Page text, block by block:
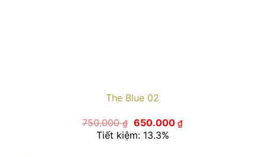
The Blue 02
750.000₫ Giá
gốc
là:
650.000 ₫Giá
hiện
Tiết kiệm: 13.3%